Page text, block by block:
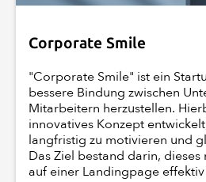
Corporate Smile
"Corporate Smile" ist ein
bessere Bindung zwischen
Mitarbeitern herzustellen.
innovatives Konzept
langfristig zu motivieren und
Das Ziel bestand darin,
auf einer Landingpage